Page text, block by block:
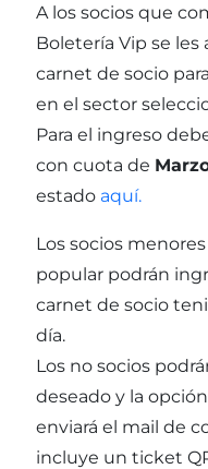
A los socios que
Boletería Vip se les
carnet de socio
en el sector
Para el ingreso
con cuota de
estado aquí.
Los socios
popular podrán
carnet de socio
día.
Los no socios
deseado y la
enviará el mail de
incluye un ticket